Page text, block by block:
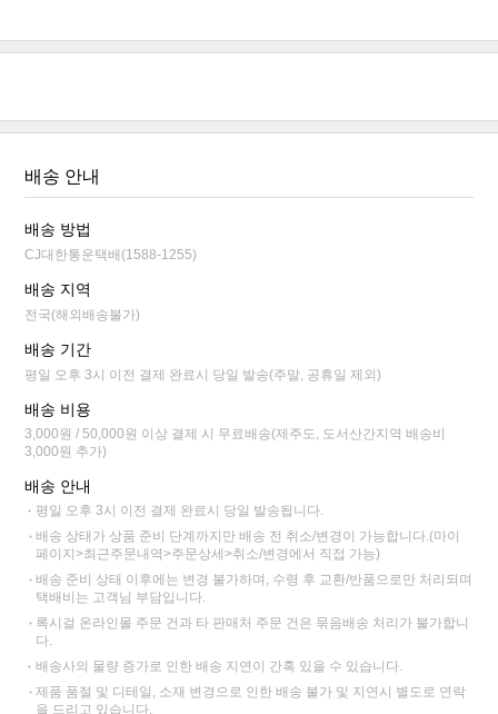
배송 안내
배송 방법
CJ대한통운택배(1588-1255)
배송 지역
전국(해외배송불가)
배송 기간
평일 오후 3시 이전 결제 완료시 당일 발송(주말, 공휴일 제외)
배송 비용
3,000원 / 50,000원 이상 결제 시 무료배송(제주도, 도서산간지역 배송비
3,000원 추가)
배송 안내
평일 오후 3시 이전 결제 완료시 당일 발송됩니다.
배송 상태가 상품 준비 단계까지만 배송 전 취소/변경이 가능합니다.(마이
페이지>최근주문내역>주문상세>취소/변경에서 직접 가능)
배송 준비 상태 이후에는 변경 불가하며, 수령 후 교환/반품으로만 처리되며
택배비는 고객님 부담입니다.
록시걸 온라인몰 주문 건과 타 판매처 주문 건은 묶음배송 처리가 불가합니
다.
배송사의 물량 증가로 인한 배송 지연이 간혹 있을 수 있습니다.
제품 품절 및 디테일, 소재 변경으로 인한 배송 불가 및 지연시 별도로 연락
을 드리고 있습니다.